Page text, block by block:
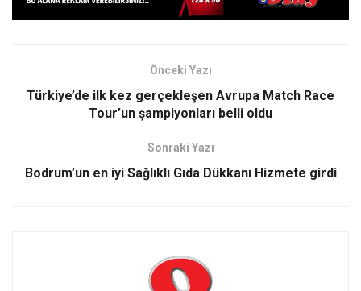
Önceki Yazı
Türkiye’de ilk kez gerçekleşen Avrupa Match Race
Tour’un şampiyonları belli oldu
Sonraki Yazı
Bodrum’un en iyi Sağlıklı Gıda Dükkanı Hizmete girdi